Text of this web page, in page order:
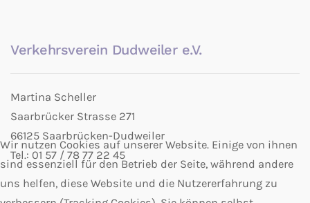
Verkehrsverein Dudweiler e.V.
Martina Scheller
Saarbrücker Strasse 271
66125 Saarbrücken-Dudweiler
Tel.: 01 57 / 78 77 22 45
Wir nutzen Cookies auf unserer Website. Einige von ihnen
sind essenziell für den Betrieb der Seite, während andere
uns helfen, diese Website und die Nutzererfahrung zu